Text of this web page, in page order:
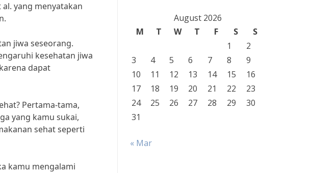
yang menyatakan
jiwa seseorang.
kesehatan jiwa
dapat
Pertama-tama,
yang kamu sukai,
sehat seperti
kamu mengalami
August 2026
M
T W T F S
S
1
2
3
4 5 6 7 8
9
10
11 12 13 14 15
16
17
18 19 20 21 22
23
24
25 26 27 28 29
30
31
« Mar